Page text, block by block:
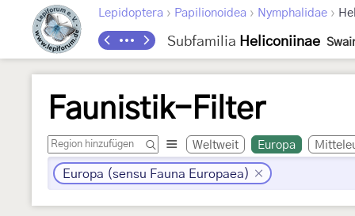
Lepidoptera › Papilionoidea › Nymphalidae ›
Subfamilia Heliconiinae
Faunistik-Filter
Weltweit Europa
Europa (sensu Fauna Europaea)